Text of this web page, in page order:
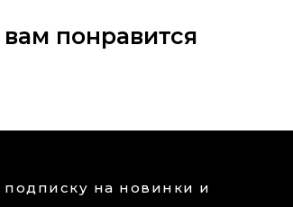
понравится
подписку на новинки и